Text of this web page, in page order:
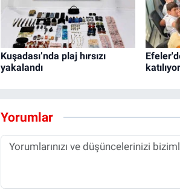
Kuşadası’nda plaj hırsızı
yakalandı
katılıyor
Yorumlar